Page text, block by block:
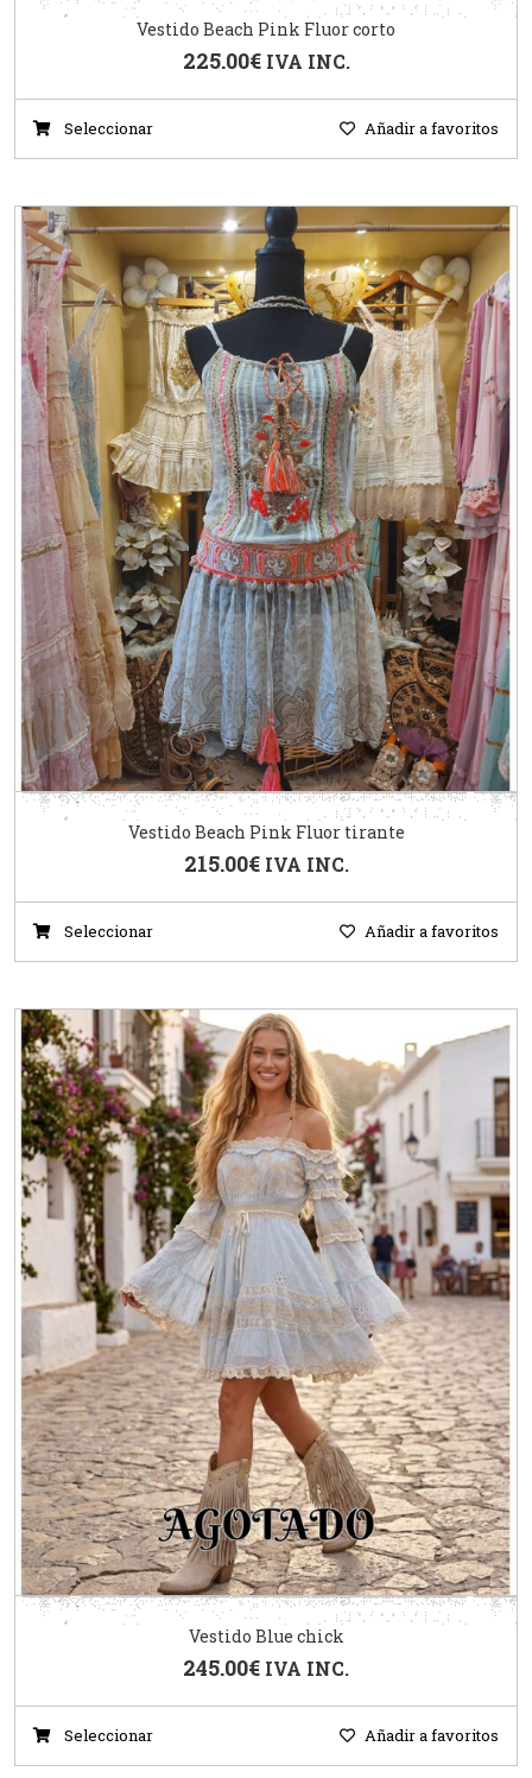
Vestido Beach Pink Fluor corto
225.00€ IVA INC.
Seleccionar Añadir a favoritos
Vestido Beach Pink Fluor tirante
215.00€ IVA INC.
Seleccionar Añadir a favoritos
Vestido Blue chick
245.00€ IVA INC.
Seleccionar Añadir a favoritos